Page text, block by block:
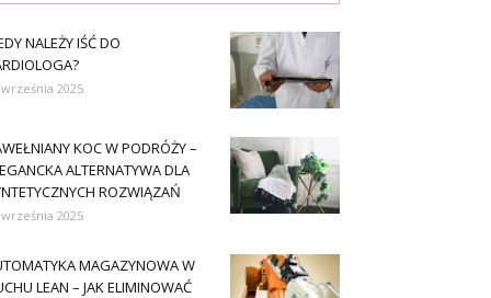
NALEŻY IŚĆ DO
2025
KOC W PODRÓŻY –
ALTERNATYWA DLA
ROZWIĄZAŃ
2025
MAGAZYNOWA W
LEAN – JAK ELIMINOWAĆ